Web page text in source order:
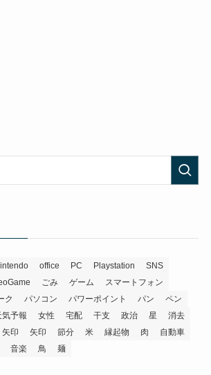
office PC Playstation
SNS
ごみ ゲーム
スマートフォン
ク パソコン パワーポイント パン
ペン
気予報 女性 宅配 干支 政治 星
消去
矢印 矢印 節分 米 縁起物 肉
自動車
音楽 鳥 麺